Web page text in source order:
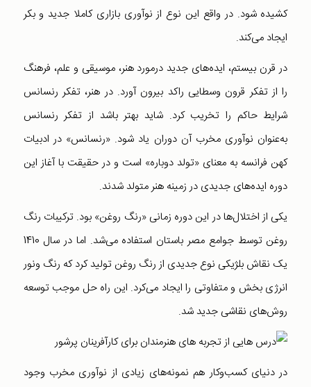
کشیده شود. در واقع این نوع از نوآوری بازاری کاملا جدید و بکر
ایجاد می‌کند.
در قرن بیستم، ایده‌های جدید درمورد هنر، موسیقی و علم، فرهنگ
را از تفکر قرون وسطایی راکد بیرون آورد. در هنر، تفکر رنسانس
شرایط حاکم را تخریب کرد. شاید بهتر باشد از تفکر رنسانس
به‌عنوان نوآوری مخرب آن دوران یاد شود. «رنسانس» در ادبیات
کهن فرانسه به معنای «تولد دوباره» است و در حقیقت با آغاز این
دوره ایده‌های جدیدی در زمینه هنر متولد شدند.
یکی از اختلال‌ها در این دوره زمانی «رنگ روغن» بود. ترکیبات رنگ
روغن توسط جوامع مصر باستان استفاده می‌شد. اما در سال 1410
یک نقاش بلژیکی نوع جدیدی از رنگ روغن تولید کرد که رنگ ونور
انرژی بخش و متفاوتی را ایجاد می‌کرد. این راه حل موجب توسعه
روش‌های نقاشی جدید شد.
در دنیای کسب‌وکار هم نمونه‌های زیادی از نوآوری مخرب وجود